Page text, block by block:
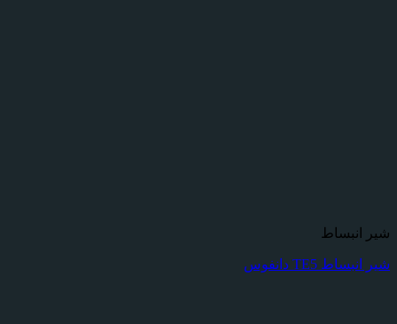
شیر انبساط
شیر انبساط TE5 دانفوس